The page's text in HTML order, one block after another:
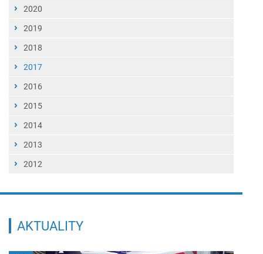
2018
2017
2019
2018
2017
2020
2019
2018
2017
2016
2015
2014
2013
2012
AKTUALITY